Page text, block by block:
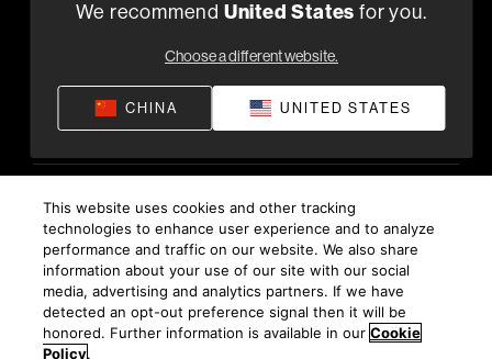
Harman International Industries, Incorporated。保
留所有权利。
We recommend United States for you.
Choose a different website.
CHINA UNITED STATES
This website uses cookies and other tracking
technologies to enhance user experience and to analyze
performance and traffic on our website. We also share
information about your use of our site with our social
media, advertising and analytics partners. If we have
detected an opt-out preference signal then it will be
honored. Further information is available in our Cookie
Policy.